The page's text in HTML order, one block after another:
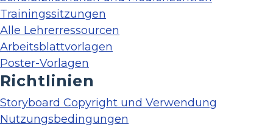
Trainingssitzungen
Alle Lehrerressourcen
Arbeitsblattvorlagen
Poster-Vorlagen
Richtlinien
Storyboard Copyright und Verwendung
Nutzungsbedingungen